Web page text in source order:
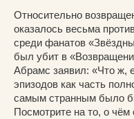
Относительно
оказалось весьма
среди фанатов
был убит в
Абрамс заявил: «Что ж,
эпизодов как часть
самым странным было
Посмотрите на то, о чём